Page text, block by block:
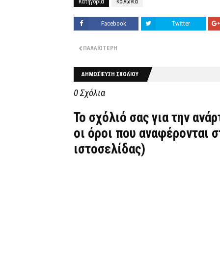
Κατηγορία Κοινωνία
Facebook Twitter
ΠΑΛΑΙΌΤΕΡΗ
ΔΗΜΟΣΊΕΥΣΗ ΣΧΟΛΊΟΥ
0 Σχόλια
Το σχόλιό σας για την
οι όροι που αναφέρονται
ιστοσελίδας)